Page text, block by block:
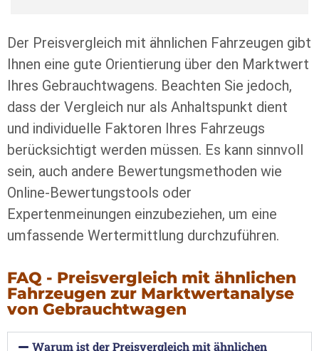
Der Preisvergleich mit ähnlichen Fahrzeugen gibt
Ihnen eine gute Orientierung über den Marktwert
Ihres Gebrauchtwagens. Beachten Sie jedoch,
dass der Vergleich nur als Anhaltspunkt dient
und individuelle Faktoren Ihres Fahrzeugs
berücksichtigt werden müssen. Es kann sinnvoll
sein, auch andere Bewertungsmethoden wie
Online-Bewertungstools oder
Expertenmeinungen einzubeziehen, um eine
umfassende Wertermittlung durchzuführen.
FAQ - Preisvergleich mit ähnlichen
Fahrzeugen zur Marktwertanalyse
von Gebrauchtwagen
Warum ist der Preisvergleich mit ähnlichen